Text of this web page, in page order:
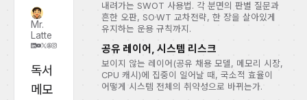
Mr.
Latte
독서
메모
내려가는 SWOT 사용법. 각 분면의 판별 질문과
흔한 오판, SO·WT 교차전략, 한 장을 살아있게
유지하는 운용 규칙까지.
공유 레이어, 시스템 리스크
보이지 않는 레이어(공유 채용 모델, 메모리 시장,
CPU 캐시)에 집중이 일어날 때, 국소적 효율이
어떻게 시스템 전체의 취약성으로 바뀌는가.